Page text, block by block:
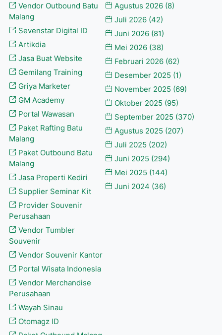
Vendor Outbound Batu
Malang
Sevenstar Digital ID
Artikdia
Jasa Buat Website
Gemilang Training
Griya Marketer
GM Academy
Portal Wawasan
Paket Rafting Batu
Malang
Paket Outbound Batu
Malang
Jasa Properti Kediri
Supplier Seminar Kit
Provider Souvenir
Perusahaan
Vendor Tumbler
Souvenir
Vendor Souvenir Kantor
Portal Wisata Indonesia
Vendor Merchandise
Perusahaan
Wayah Sinau
Otomagz ID
Agustus 2026 (8)
Juli 2026 (42)
Juni 2026 (81)
Mei 2026 (38)
Februari 2026 (62)
Desember 2025 (1)
November 2025 (69)
Oktober 2025 (95)
September 2025 (370)
Agustus 2025 (207)
Juli 2025 (202)
Juni 2025 (294)
Mei 2025 (144)
Juni 2024 (36)